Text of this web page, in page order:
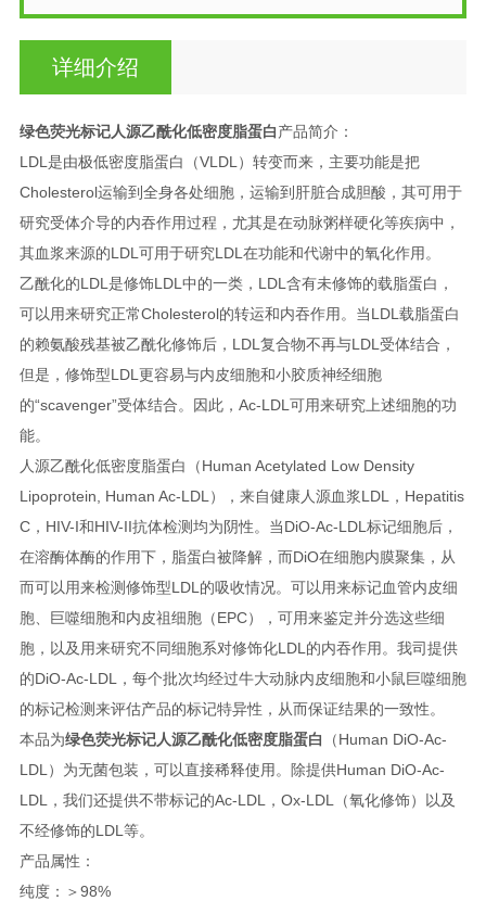
详细介绍
绿色荧光标记人源乙酰化低密度脂蛋白产品简介：
LDL是由极低密度脂蛋白（VLDL）转变而来，主要功能是把
Cholesterol运输到全身各处细胞，运输到肝脏合成胆酸，其可用于
研究受体介导的内吞作用过程，尤其是在动脉粥样硬化等疾病中，
其血浆来源的LDL可用于研究LDL在功能和代谢中的氧化作用。
乙酰化的LDL是修饰LDL中的一类，LDL含有未修饰的载脂蛋白，
可以用来研究正常Cholesterol的转运和内吞作用。当LDL载脂蛋白
的赖氨酸残基被乙酰化修饰后，LDL复合物不再与LDL受体结合，
但是，修饰型LDL更容易与内皮细胞和小胶质神经细胞
的“scavenger”受体结合。因此，Ac-LDL可用来研究上述细胞的功
能。
人源乙酰化低密度脂蛋白（Human Acetylated Low Density
Lipoprotein, Human Ac-LDL），来自健康人源血浆LDL，Hepatitis
C，HIV-I和HIV-II抗体检测均为阴性。当DiO-Ac-LDL标记细胞后，
在溶酶体酶的作用下，脂蛋白被降解，而DiO在细胞内膜聚集，从
而可以用来检测修饰型LDL的吸收情况。可以用来标记血管内皮细
胞、巨噬细胞和内皮祖细胞（EPC），可用来鉴定并分选这些细
胞，以及用来研究不同细胞系对修饰化LDL的内吞作用。我司提供
的DiO-Ac-LDL，每个批次均经过牛大动脉内皮细胞和小鼠巨噬细胞
的标记检测来评估产品的标记特异性，从而保证结果的一致性。
本品为绿色荧光标记人源乙酰化低密度脂蛋白
（Human DiO-Ac-
LDL）为无菌包装，可以直接稀释使用。除提供Human DiO-Ac-
LDL，我们还提供不带标记的Ac-LDL，Ox-LDL（氧化修饰）以及
不经修饰的LDL等。
产品属性：
纯度：＞98%